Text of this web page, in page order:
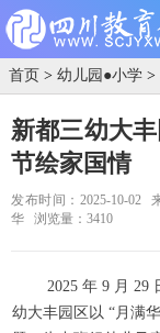
首页 > 幼儿园●小学 >
新都三幼大
节绘家国情
发布时间：2025-10-02
华
浏览量：3410
2025 年 9 月 29
幼大丰园区以 “月满